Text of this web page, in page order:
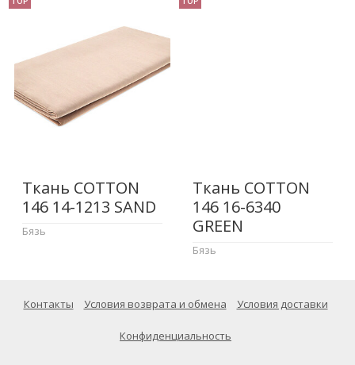
Ткань COTTON
146 14-1213 SAND
Бязь
Ткань COTTON
146 16-6340
GREEN
Бязь
Контакты Условия возврата и обмена Условия доставки
Конфиденциальность